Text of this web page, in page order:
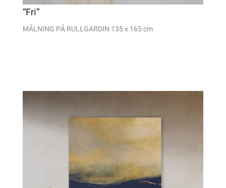
“Fri”
MÅLNING PÅ RULLGARDIN 135 x 165 cm